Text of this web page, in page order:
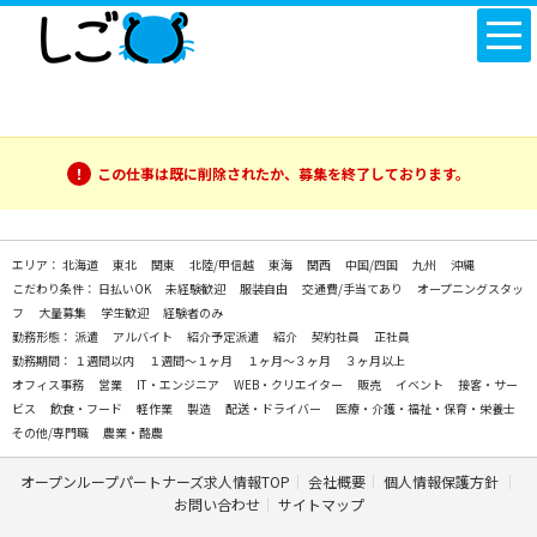
この仕事は既に削除されたか、募集を終了しております。
エリア： 北海道 東北 関東 北陸/甲信越 東海 関西 中国/四国 九州
沖縄
こだわり条件： 日払いOK 未経験歓迎 服装自由 交通費/手当てあり
オープニングスタッ
フ
大量募集 学生歓迎
経験者のみ
勤務形態： 派遣 アルバイト 紹介予定派遣 紹介 契約社員
正社員
勤務期間： １週間以内 １週間～１ヶ月 １ヶ月～３ヶ月
３ヶ月以上
オフィス事務
営業 IT・エンジニア WEB・クリエイター 販売 イベント
接客・サー
ビス
飲食・フード 軽作業 製造 配送・ドライバー
医療・介護・福祉・保育・栄養士
その他/専門職
農業・酪農
オープンループパートナーズ求人情報TOP 会社概要
個人情報保護方針
お問い合わせ
サイトマップ